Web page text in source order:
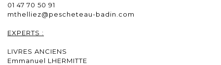
01 47 70 50 91
mthelliez@pescheteau-badin.com
EXPERTS :
LIVRES ANCIENS
Emmanuel LHERMITTE